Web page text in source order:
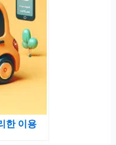
한 이용